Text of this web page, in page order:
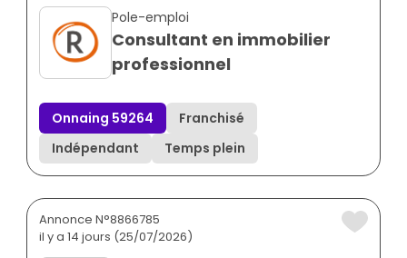
Pole-emploi
Consultant en immobilier
professionnel
Onnaing 59264
Franchisé
Indépendant
Temps plein
Annonce N°8866785
il y a 14 jours (25/07/2026)